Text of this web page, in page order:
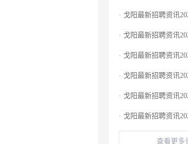
· 戈阳最新招聘资讯
· 戈阳最新招聘资讯
· 戈阳最新招聘资讯
· 戈阳最新招聘资讯
· 戈阳最新招聘资讯
· 戈阳最新招聘资讯
查看更多